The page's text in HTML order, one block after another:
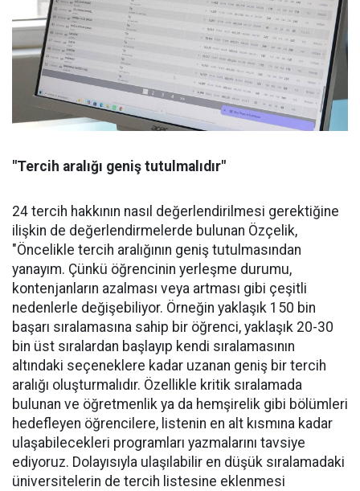
"Tercih aralığı geniş tutulmalıdır"
24 tercih hakkının nasıl değerlendirilmesi gerektiğine
ilişkin de değerlendirmelerde bulunan Özçelik,
"Öncelikle tercih aralığının geniş tutulmasından
yanayım. Çünkü öğrencinin yerleşme durumu,
kontenjanların azalması veya artması gibi çeşitli
nedenlerle değişebiliyor. Örneğin yaklaşık 150 bin
başarı sıralamasına sahip bir öğrenci, yaklaşık 20-30
bin üst sıralardan başlayıp kendi sıralamasının
altındaki seçeneklere kadar uzanan geniş bir tercih
aralığı oluşturmalıdır. Özellikle kritik sıralamada
bulunan ve öğretmenlik ya da hemşirelik gibi bölümleri
hedefleyen öğrencilere, listenin en alt kısmına kadar
ulaşabilecekleri programları yazmalarını tavsiye
ediyoruz. Dolayısıyla ulaşılabilir en düşük sıralamadaki
üniversitelerin de tercih listesine eklenmesi